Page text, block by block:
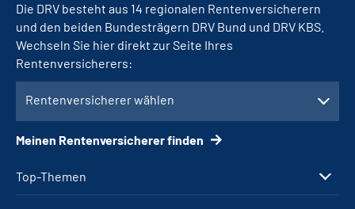
Top-Themen
Die DRV besteht aus 14 regionalen Rentenversicherern
und den beiden Bundesträgern DRV Bund und DRV KBS.
Wechseln Sie hier direkt zur Seite Ihres
Rentenversicherers:
Rentenversicherer wählen
Meinen Rentenversicherer finden